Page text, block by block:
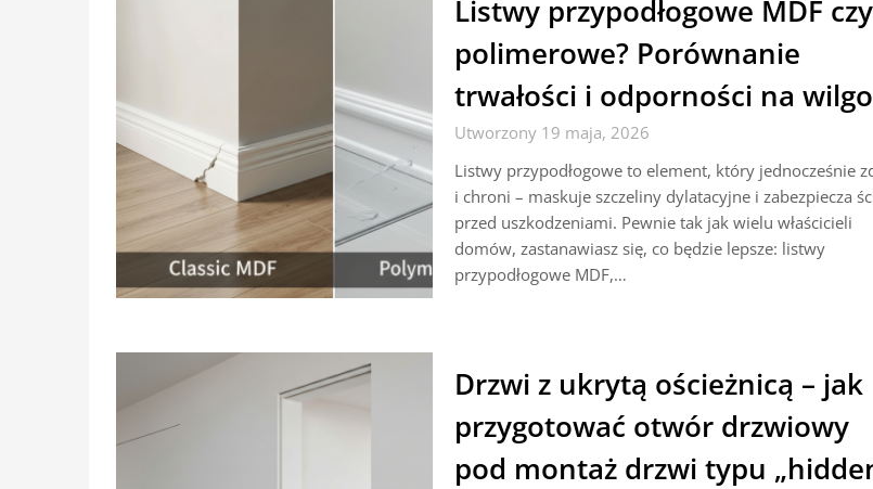
Listwy przypodłogowe MDF czy
polimerowe? Porównanie
trwałości i odporności na
Utworzony 19 maja, 2026
Listwy przypodłogowe to element, który jednocześnie
i chroni – maskuje szczeliny dylatacyjne i zabezpiecza
przed uszkodzeniami. Pewnie tak jak wielu właścicieli
domów, zastanawiasz się, co będzie lepsze: listwy
przypodłogowe MDF,…
Drzwi z ukrytą ościeżnicą – jak
przygotować otwór drzwiowy
pod montaż drzwi typu